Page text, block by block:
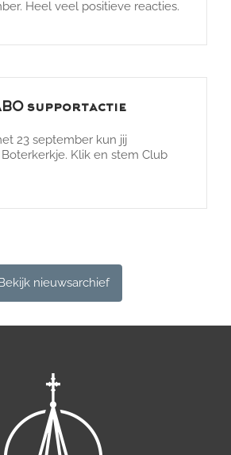
Heel veel positieve reacties.
supportactie
23 september kun jij
Klik en stem Club
nieuwsarchief